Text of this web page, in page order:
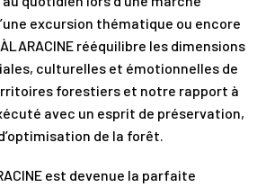
excursion thématique ou encore
rééquilibre les dimensions
culturelles et émotionnelles de
forestiers et notre rapport à
avec un esprit de préservation,
de la forêt.
est devenue la parfaite